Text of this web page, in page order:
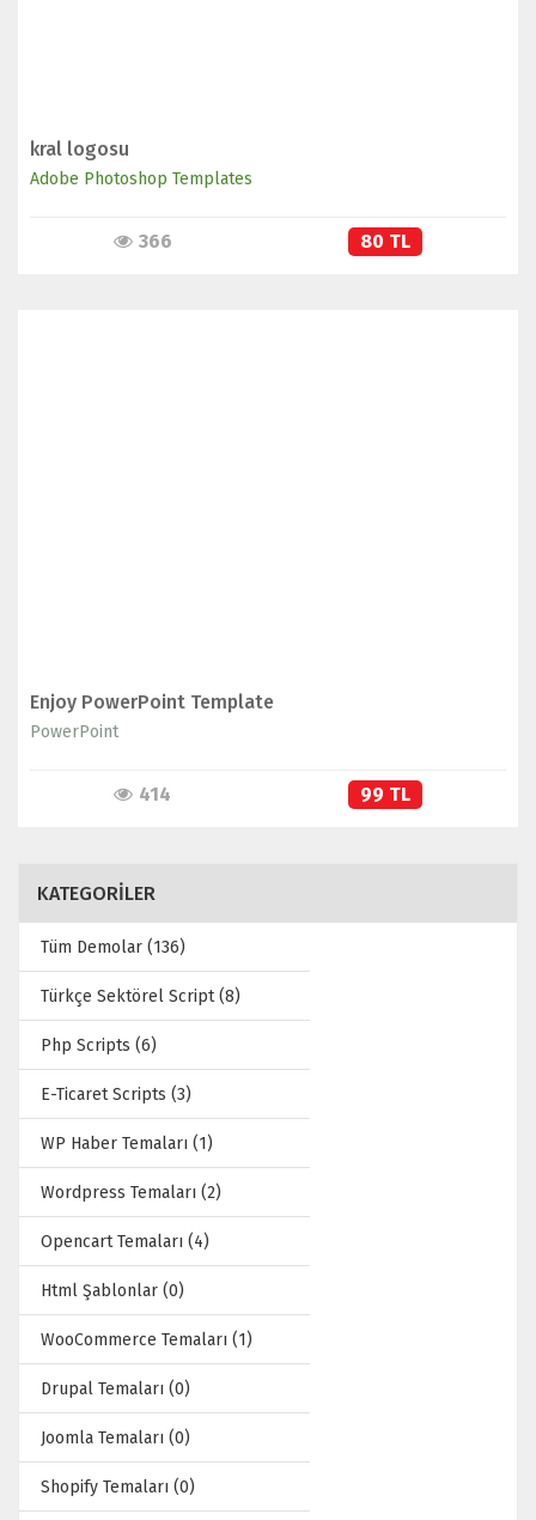
kral logosu
Adobe Photoshop Templates
366 80 TL
Enjoy PowerPoint Template
PowerPoint
414 99 TL
KATEGORİLER
Tüm Demolar (136)
Türkçe Sektörel Script (8)
Php Scripts (6)
E-Ticaret Scripts (3)
WP Haber Temaları (1)
Wordpress Temaları (2)
Opencart Temaları (4)
Html Şablonlar (0)
WooCommerce Temaları (1)
Drupal Temaları (0)
Joomla Temaları (0)
Shopify Temaları (0)